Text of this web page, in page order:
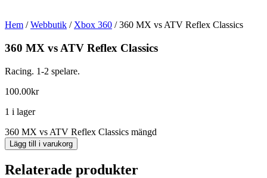
Hem /Webbutik / Xbox 360 / 360 MX vs ATV Reflex Classics
360 MX vs ATV Reflex Classics
Racing. 1-2 spelare.
100.00kr
1 i lager
360 MX vs ATV Reflex Classics mängd
Lägg till i varukorg
Relaterade produkter